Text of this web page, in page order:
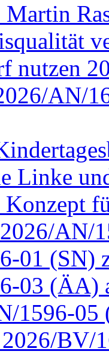
nutzen
AN/
Linke
Konzept
AN/
01 (SN)
03 (ÄA)
1596-05
BV/